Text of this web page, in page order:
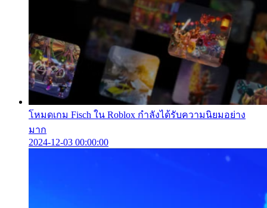
โหมดเกม Fisch ใน Roblox กำลังได้รับความนิยมอย่าง
มาก
2024-12-03 00:00:00